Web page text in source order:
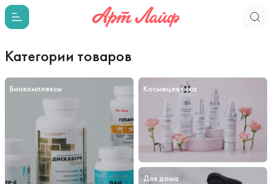
Категории товаров
Биокомплексы Космецевтика
Для дома